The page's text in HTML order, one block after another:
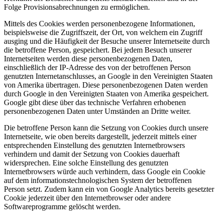
Folge Provisionsabrechnungen zu ermöglichen.
Mittels des Cookies werden personenbezogene Informationen,
beispielsweise die Zugriffszeit, der Ort, von welchem ein Zugriff
ausging und die Häufigkeit der Besuche unserer Internetseite durch
die betroffene Person, gespeichert. Bei jedem Besuch unserer
Internetseiten werden diese personenbezogenen Daten,
einschließlich der IP-Adresse des von der betroffenen Person
genutzten Internetanschlusses, an Google in den Vereinigten Staaten
von Amerika übertragen. Diese personenbezogenen Daten werden
durch Google in den Vereinigten Staaten von Amerika gespeichert.
Google gibt diese über das technische Verfahren erhobenen
personenbezogenen Daten unter Umständen an Dritte weiter.
Die betroffene Person kann die Setzung von Cookies durch unsere
Internetseite, wie oben bereits dargestellt, jederzeit mittels einer
entsprechenden Einstellung des genutzten Internetbrowsers
verhindern und damit der Setzung von Cookies dauerhaft
widersprechen. Eine solche Einstellung des genutzten
Internetbrowsers würde auch verhindern, dass Google ein Cookie
auf dem informationstechnologischen System der betroffenen
Person setzt. Zudem kann ein von Google Analytics bereits gesetzter
Cookie jederzeit über den Internetbrowser oder andere
Softwareprogramme gelöscht werden.